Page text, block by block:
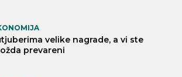
velike nagrade, a vi ste
prevareni